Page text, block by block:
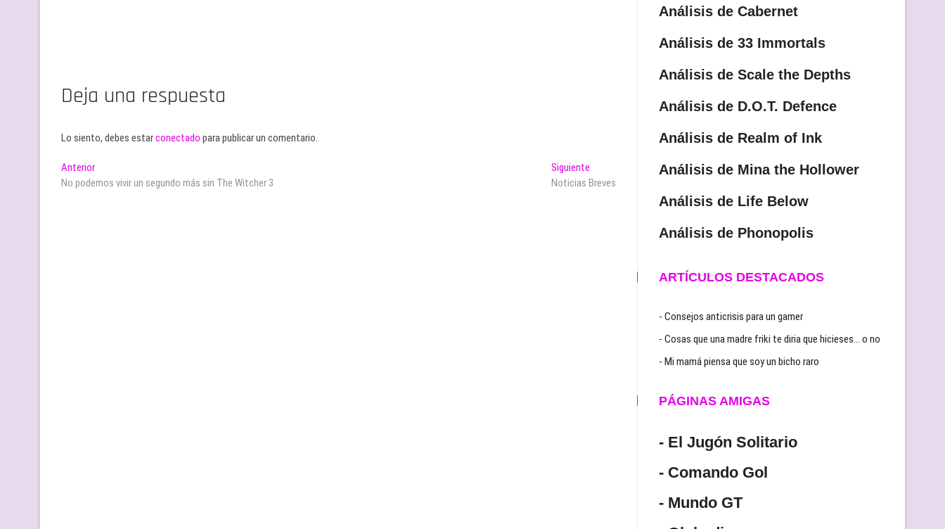
Deja una respuesta
Lo siento, debes estarconectado para publicar un comentario.
Navegación
de
AnteriorEntrada
anterior:
No podemos vivir un segundo más sin The Witcher 3
Siguiente
siguiente:
Noticias Breves
Análisis de Cabernet
Análisis de 33 Immortals
Análisis de Scale the Depths
Análisis de D.O.T. Defence
Análisis de Realm of Ink
Análisis de Mina the Hollower
Análisis de Life Below
Análisis de Phonopolis
ARTÍCULOS DESTACADOS
- Consejos anticrisis para un gamer
- Cosas que una madre friki te diria que hicieses… o no
- Mi mamá piensa que soy un bicho raro
PÁGINAS AMIGAS
- El Jugón Solitario
- Comando Gol
- Mundo GT